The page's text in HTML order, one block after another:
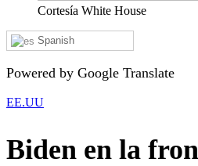
Cortesía White House
Spanish
Powered by Google Translate
EE.UU
Biden en la